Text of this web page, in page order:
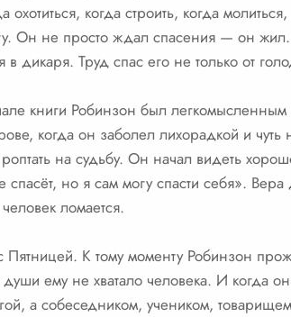
когда строить, когда
Он не просто ждал спасения — он
дикаря. Труд спас его не только от
книги Робинзон был
когда он заболел лихорадкой и чуть
на судьбу. Он начал видеть
но я сам могу спасти себя».
ломается.
К тому моменту Робинзон
ему не хватало человека. И когда
а собеседником, учеником,